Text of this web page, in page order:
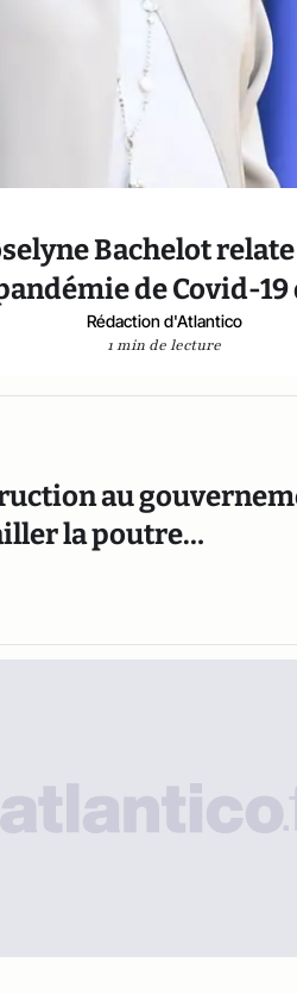
Bachelot
de Covid-
Rédaction d'Atlantico
1 min de lecture
au
la poutre…